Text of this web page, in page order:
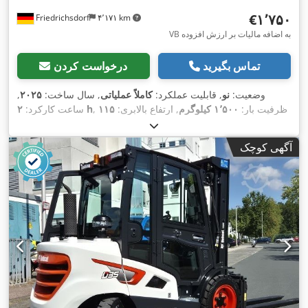
Friedrichsdorf ۴٬۱۷۱ km ‎€۱٬۷۵۰
VB به اضافه مالیات بر ارزش افزوده
درخواست کردن تماس بگیرید
وضعیت: نو, قابلیت عملکرد:کاملاً عملیاتی, سال ساخت: ۲۰۲۵,
ساعت کارکرد: ۲ h , ظرفیت بار: ۱٬۵۰۰ کیلوگرم , ارتفاع بالابری: ۱۱۵
, ارتفاع سازه:
شاخک‌ها:۱٬۱۵۰ میلی‌متر , وزن خالی:۱۲۳ کیلوگرم , طول کل:۱٬۵۳۰
میلی‌متر, نوع سیستم انتقال قدرت:Elektro , عرض ساخت: ۵۴۰
میلی‌متر,
آگهی کوچک